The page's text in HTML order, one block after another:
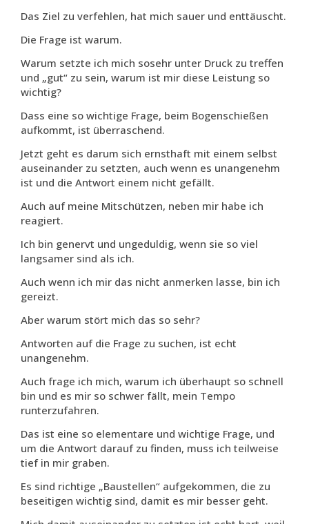
Das Ziel zu verfehlen, hat mich sauer und enttäuscht.
Die Frage ist warum.
Warum setzte ich mich sosehr unter Druck zu treffen
und „gut“ zu sein, warum ist mir diese Leistung so
wichtig?
Dass eine so wichtige Frage, beim Bogenschießen
aufkommt, ist überraschend.
Jetzt geht es darum sich ernsthaft mit einem selbst
auseinander zu setzten, auch wenn es unangenehm
ist und die Antwort einem nicht gefällt.
Auch auf meine Mitschützen, neben mir habe ich
reagiert.
Ich bin genervt und ungeduldig, wenn sie so viel
langsamer sind als ich.
Auch wenn ich mir das nicht anmerken lasse, bin ich
gereizt.
Aber warum stört mich das so sehr?
Antworten auf die Frage zu suchen, ist echt
unangenehm.
Auch frage ich mich, warum ich überhaupt so schnell
bin und es mir so schwer fällt, mein Tempo
runterzufahren.
Das ist eine so elementare und wichtige Frage, und
um die Antwort darauf zu finden, muss ich teilweise
tief in mir graben.
Es sind richtige „Baustellen“ aufgekommen, die zu
beseitigen wichtig sind, damit es mir besser geht.